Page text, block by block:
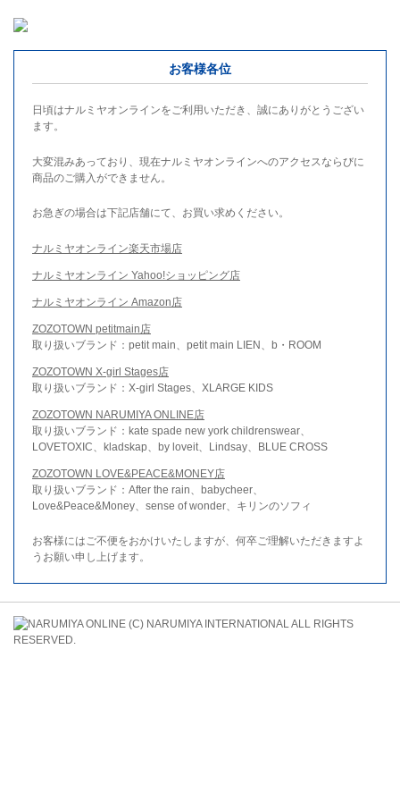
お客様各位
日頃はナルミヤオンラインをご利用いただき、誠にありがとうござい
ます。
大変混みあっており、現在ナルミヤオンラインへのアクセスならびに
商品のご購入ができません。
お急ぎの場合は下記店舗にて、お買い求めください。
ナルミヤオンライン楽天市場店
ナルミヤオンライン Yahoo!ショッピング店
ナルミヤオンライン Amazon店
ZOZOTOWN petitmain店
取り扱いブランド：petit main、petit main LIEN、b・ROOM
ZOZOTOWN X-girl Stages店
取り扱いブランド：X-girl Stages、XLARGE KIDS
ZOZOTOWN NARUMIYA ONLINE店
取り扱いブランド：kate spade new york childrenswear、
LOVETOXIC、kladskap、by loveit、Lindsay、BLUE CROSS
ZOZOTOWN LOVE&PEACE&MONEY店
取り扱いブランド：After the rain、babycheer、
Love&Peace&Money、sense of wonder、キリンのソフィ
お客様にはご不便をおかけいたしますが、何卒ご理解いただきますよ
うお願い申し上げます。